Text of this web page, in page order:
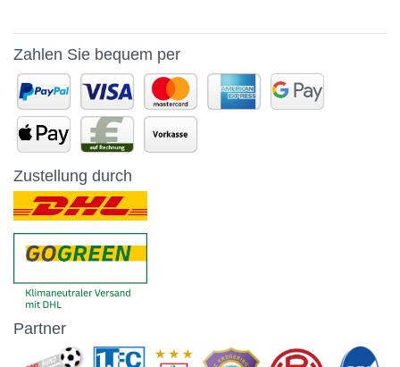
Zahlen Sie bequem per
Zustellung durch
Partner